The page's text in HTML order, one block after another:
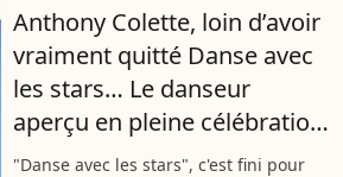
stars", il confie aujourd’hui avoir...
Anthony Colette, loin d’avoir
vraiment quitté Danse avec
les stars… Le danseur
aperçu en pleine célébration
lors de la finale !
"Danse avec les stars", c'est fini pour